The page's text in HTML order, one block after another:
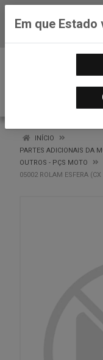
INÍCIO
PARTES ADICIONAIS DA
OUTROS - PÇS MOTO
05002 ROLAM ESFERA
Em que Estado